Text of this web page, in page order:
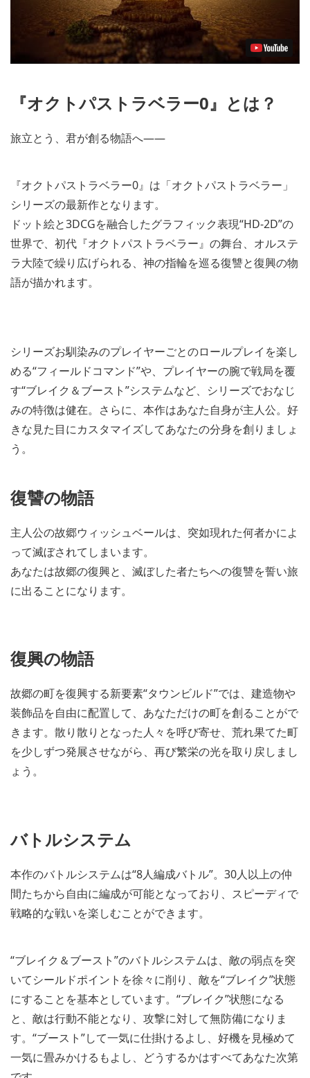
『オクトパストラベラー0』とは？
旅立とう、君が創る物語へ――
『オクトパストラベラー0』は「オクトパストラベラー」
シリーズの最新作となります。
ドット絵と3DCGを融合したグラフィック表現“HD-2D”の
世界で、初代『オクトパストラベラー』の舞台、オルステ
ラ大陸で繰り広げられる、神の指輪を巡る復讐と復興の物
語が描かれます。
シリーズお馴染みのプレイヤーごとのロールプレイを楽し
める“フィールドコマンド”や、プレイヤーの腕で戦局を覆
す“ブレイク＆ブースト”システムなど、シリーズでおなじ
みの特徴は健在。さらに、本作はあなた自身が主人公。好
きな見た目にカスタマイズしてあなたの分身を創りましょ
う。
復讐の物語
主人公の故郷ウィッシュベールは、突如現れた何者かによ
って滅ぼされてしまいます。
あなたは故郷の復興と、滅ぼした者たちへの復讐を誓い旅
に出ることになります。
復興の物語
故郷の町を復興する新要素“タウンビルド”では、建造物や
装飾品を自由に配置して、あなただけの町を創ることがで
きます。散り散りとなった人々を呼び寄せ、荒れ果てた町
を少しずつ発展させながら、再び繁栄の光を取り戻しまし
ょう。
バトルシステム
本作のバトルシステムは“8人編成バトル”。30人以上の仲
間たちから自由に編成が可能となっており、スピーディで
戦略的な戦いを楽しむことができます。
“ブレイク＆ブースト”のバトルシステムは、敵の弱点を突
いてシールドポイントを徐々に削り、敵を“ブレイク”状態
にすることを基本としています。“ブレイク”状態になる
と、敵は行動不能となり、攻撃に対して無防備になりま
す。“ブースト”して一気に仕掛けるよし、好機を見極めて
一気に畳みかけるもよし、どうするかはすべてあなた次第